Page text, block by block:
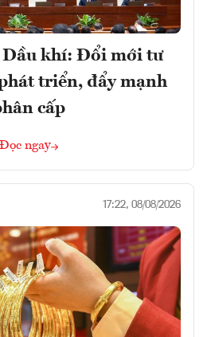
Dầu khí: Đổi mới tư
triển, đẩy mạnh
cấp
Đọc ngay
17:22, 08/08/2026